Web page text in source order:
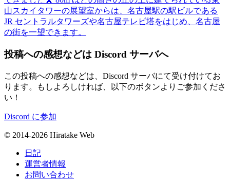
山スカイタワーの展望室からは、名古屋駅の駅ビルである
JR セントラルタワーズや名古屋テレビ塔をはじめ、名古屋
の街を一望できます。
投稿への感想などは Discord サーバへ
この投稿への感想などは、Discord サーバにて受け付けてお
ります。もしよろしければ、以下のボタンよりご参加くださ
い！
Discord に参加
© 2014-2026 Hiratake Web
日記
運営者情報
お問い合わせ